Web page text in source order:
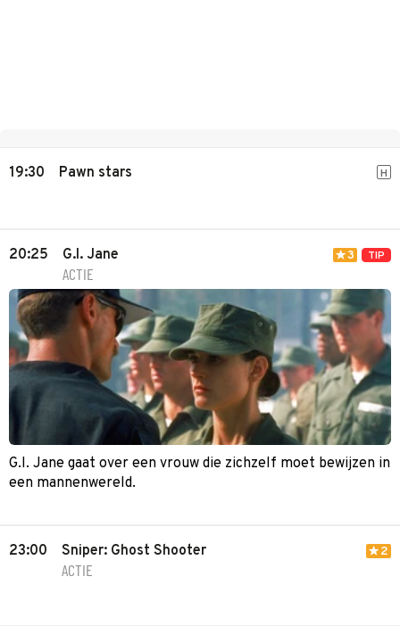
19:30 Pawn stars H
20:25 G.I. Jane
ACTIE
3 TIP
G.I. Jane gaat over een vrouw die zichzelf moet bewijzen in
een mannenwereld.
23:00 Sniper: Ghost Shooter
ACTIE
2